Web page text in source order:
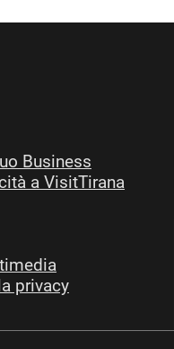
Business
a VisitTirana
privacy